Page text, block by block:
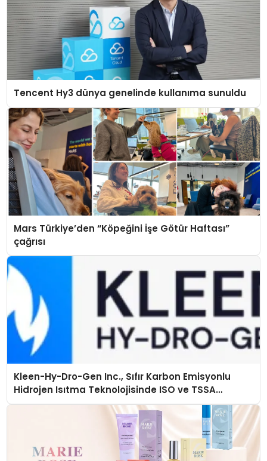
Tencent Hy3 dünya genelinde kullanıma sunuldu
Mars Türkiye’den “Köpeğini İşe Götür Haftası”
çağrısı
Kleen-Hy-Dro-Gen Inc., Sıfır Karbon Emisyonlu
Hidrojen Isıtma Teknolojisinde ISO ve TSSA
Düzenleyici Onaylarını Aldı